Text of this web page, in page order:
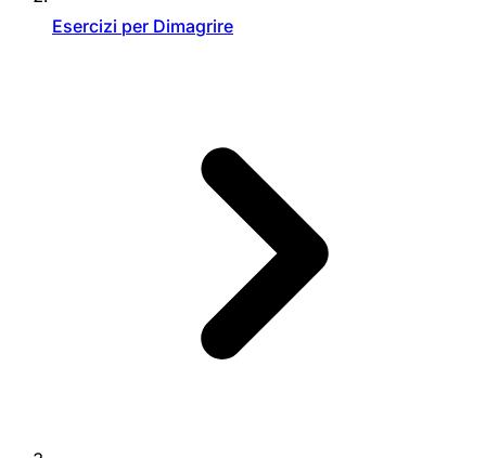
Esercizi per Dimagrire